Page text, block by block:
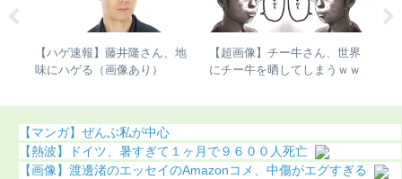
【チビ速報】骨延長手術のこ
びさん、新たな真実が発覚
【人権速報】骨延長のこびさ
ん、最悪の事態に（画像あ
【マンガ】ぜんぶ私が中心
【熱波】ドイツ、暑すぎて１ヶ月で９６００人死亡
【画像】渡邊渚のエッセイのAmazonコメ、中傷がエグすぎる